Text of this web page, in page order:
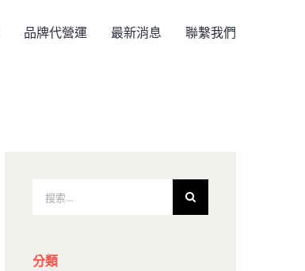
品牌代營運 最新消息 聯繫我們
果：
分類